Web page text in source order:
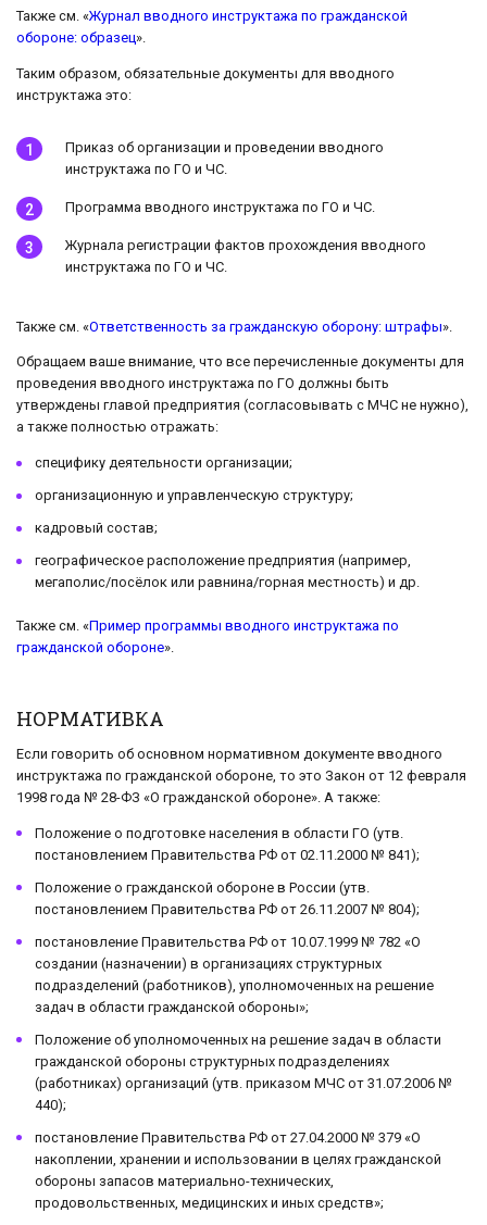
Также см. «Журнал вводного инструктажа по гражданской
обороне: образец».
Таким образом, обязательные документы для вводного
инструктажа это:
Приказ об организации и проведении вводного
инструктажа по ГО и ЧС.
Программа вводного инструктажа по ГО и ЧС.
Журнала регистрации фактов прохождения вводного
инструктажа по ГО и ЧС.
Также см. «Ответственность за гражданскую оборону: штрафы».
Обращаем ваше внимание, что все перечисленные документы для
проведения вводного инструктажа по ГО должны быть
утверждены главой предприятия (согласовывать с МЧС не нужно),
а также полностью отражать:
специфику деятельности организации;
организационную и управленческую структуру;
кадровый состав;
географическое расположение предприятия (например,
мегаполис/посёлок или равнина/горная местность) и др.
Также см. «Пример программы вводного инструктажа по
гражданской обороне».
НОРМАТИВКА
Если говорить об основном нормативном документе вводного
инструктажа по гражданской обороне, то это Закон от 12 февраля
1998 года № 28-ФЗ «О гражданской обороне». А также:
Положение о подготовке населения в области ГО (утв.
постановлением Правительства РФ от 02.11.2000 № 841);
Положение о гражданской обороне в России (утв.
постановлением Правительства РФ от 26.11.2007 № 804);
постановление Правительства РФ от 10.07.1999 № 782 «О
создании (назначении) в организациях структурных
подразделений (работников), уполномоченных на решение
задач в области гражданской обороны»;
Положение об уполномоченных на решение задач в области
гражданской обороны структурных подразделениях
(работниках) организаций (утв. приказом МЧС от 31.07.2006 №
440);
постановление Правительства РФ от 27.04.2000 № 379 «О
накоплении, хранении и использовании в целях гражданской
обороны запасов материально-технических,
продовольственных, медицинских и иных средств»;